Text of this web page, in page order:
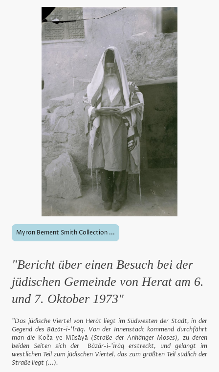
Myron Bement Smith Collection ...
"Bericht über einen Besuch bei der
jüdischen Gemeinde von Herat am 6.
und 7. Oktober 1973"
"Das jüdische Viertel von Herāt liegt im Südwesten der Stadt, in der
Gegend des Bāzār-i-'Īrāq. Von der Innenstadt kommend durchfährt
man die Koča-ye Mūsāyā (Straße der Anhänger Moses), zu deren
beiden Seiten sich der Bāzār-i-'Īrāq erstreckt, und gelangt im
westlichen Teil zum jüdischen Viertel, das zum größten Teil südlich der
Straße liegt (...).